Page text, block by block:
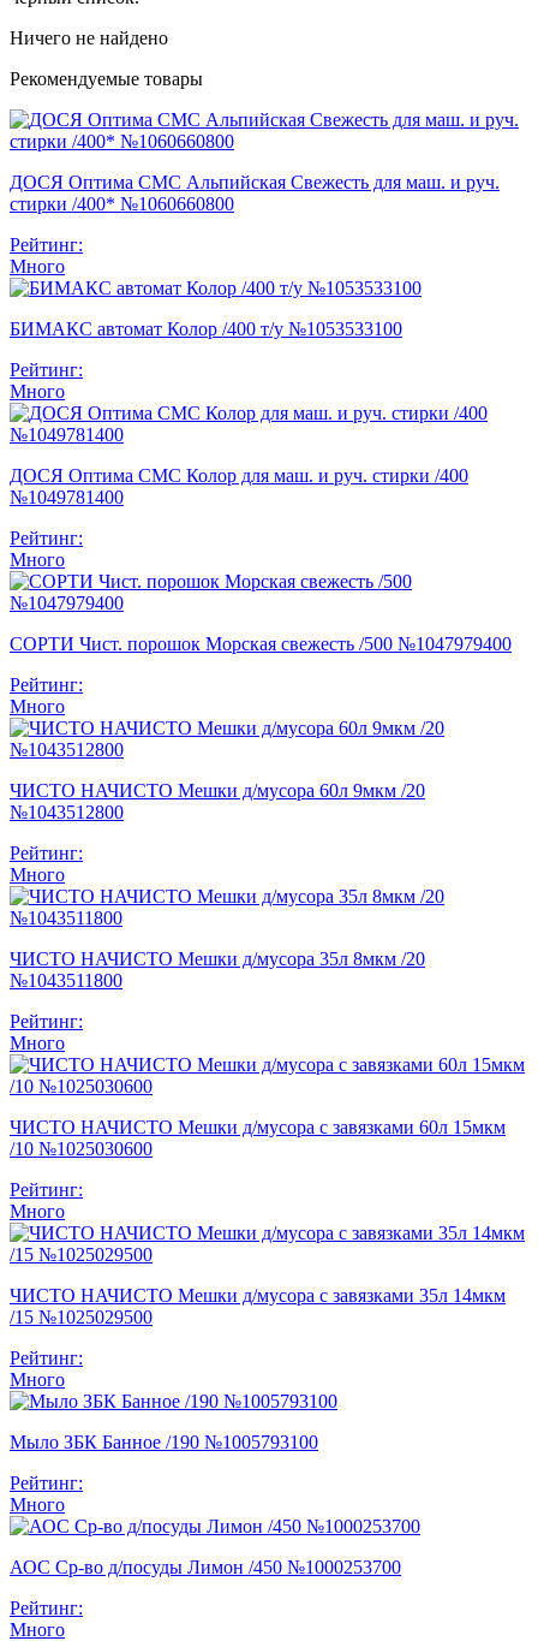
Ничего не найдено
Рекомендуемые товары
ДОСЯ Оптима СМС Альпийская Свежесть для маш. и руч.
стирки /400* №1060660800
Рейтинг:
Много
БИМАКС автомат Колор /400 т/у №1053533100
Рейтинг:
Много
ДОСЯ Оптима СМС Колор для маш. и руч. стирки /400
№1049781400
Рейтинг:
Много
СОРТИ Чист. порошок Морская свежесть /500 №1047979400
Рейтинг:
Много
ЧИСТО НАЧИСТО Мешки д/мусора 60л 9мкм /20
№1043512800
Рейтинг:
Много
ЧИСТО НАЧИСТО Мешки д/мусора 35л 8мкм /20
№1043511800
Рейтинг:
Много
ЧИСТО НАЧИСТО Мешки д/мусора с завязками 60л 15мкм
/10 №1025030600
Рейтинг:
Много
ЧИСТО НАЧИСТО Мешки д/мусора с завязками 35л 14мкм
/15 №1025029500
Рейтинг:
Много
Мыло ЗБК Банное /190 №1005793100
Рейтинг:
Много
АОС Ср-во д/посуды Лимон /450 №1000253700
Рейтинг:
Много